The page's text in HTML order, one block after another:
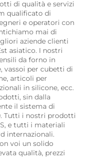
di qualità e servizi
qualificato di
e operatori con
mai di
aziende clienti
asiatico. I nostri
da forno in
vassoi per cubetti di
articoli per
in silicone, ecc.
sin dalla
il sistema di
Tutti i nostri prodotti
e tutti i materiali
internazionali.
voi un solido
qualità, prezzi